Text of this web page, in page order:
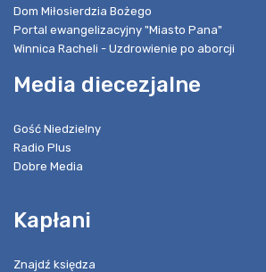
Dom Miłosierdzia Bożego
Portal ewangelizacyjny "Miasto Pana"
Winnica Racheli - Uzdrowienie po aborcji
Media diecezjalne
Gość Niedzielny
Radio Plus
Dobre Media
Kapłani
Znajdź księdza